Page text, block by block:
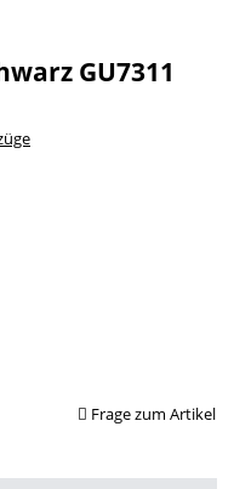
GU7311
Frage zum Artikel